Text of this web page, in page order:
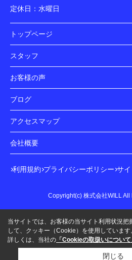
定休日： 水曜日
トップページ
スタッフ
お客様の声
ブログ
アクセスマップ
会社概要
利用規約 プライバシーポリシー サ
Copyright(c) 株式会社WILL
当サイトでは、お客様の当サイト利用状況把
して、クッキー（Cookie）を使用しています
詳しくは、当社の 「Cookieの取扱いについて
閉じる